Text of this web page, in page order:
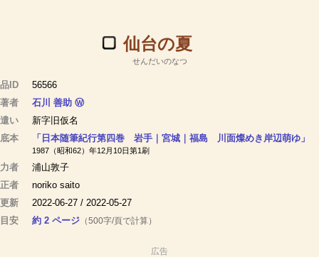
仙台の夏
せんだいのなつ
ID
56566
著者
石川 善助 Ⓦ
い
新字旧仮名
底本
「日本随筆紀行第四巻 岩手｜宮城｜福島 川面燦めき岸辺萌ゆ」
1987（昭和62）年12月10日第1刷
者
浦山敦子
者
noriko saito
新
2022-06-27 / 2022-05-27
安
約 2 ページ （500字/頁で計算）
広告